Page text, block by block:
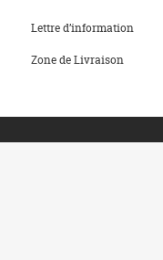
Lettre d’information
Zone de Livraison